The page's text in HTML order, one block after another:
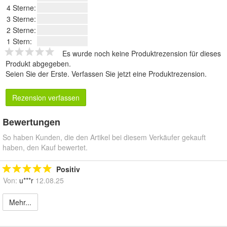
4 Sterne:
3 Sterne:
2 Sterne:
1 Stern:
Es wurde noch keine Produktrezension für dieses
Produkt abgegeben.
Seien Sie der Erste. Verfassen Sie jetzt eine Produktrezension.
Rezension verfassen
Bewertungen
So haben Kunden, die den Artikel bei diesem Verkäufer gekauft
haben, den Kauf bewertet.
Positiv
Von: u***r 12.08.25
Mehr...